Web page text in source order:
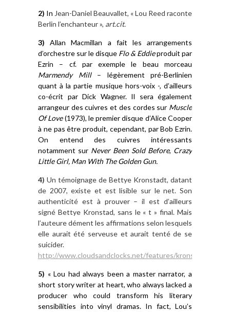
2) In Jean-Daniel Beauvallet, « Lou Reed raconte
Berlin l’enchanteur », art.cit.
3) Allan Macmillan a fait les arrangements
d’orchestre sur le disque Flo & Eddieproduit par
Ezrin – cf. par exemple le beau morceau
Marmendy Mill– légèrement pré-Berlinien
quant à la partie musique hors-voix-, d’ailleurs
co-écrit par Dick Wagner. Il sera également
arrangeur des cuivres et des cordes sur Muscle
Of Love(1973), le premier disque d’Alice Cooper
à ne pas être produit, cependant, par Bob Ezrin.
On entend des cuivres intéressants
notamment sur Never Been Sold Before, Crazy
Little Girl, Man With The Golden Gun.
4) Un témoignage de Bettye Kronstadt, datant
de 2007, existe et est lisible sur le net. Son
authenticité est à prouver – il est d’ailleurs
signé Bettye Kronstad, sans le « t » final. Mais
l’auteure dément les affirmations selon lesquels
elle aurait été serveuse et aurait tenté de se
suicider.
http://www.cloudsandclocks.net/features/
5) «Lou had always been a master narrator, a
short story writer at heart, who always lacked a
producer who could transform his literary
sensibilities into vinyl dramas. In fact, Lou’s